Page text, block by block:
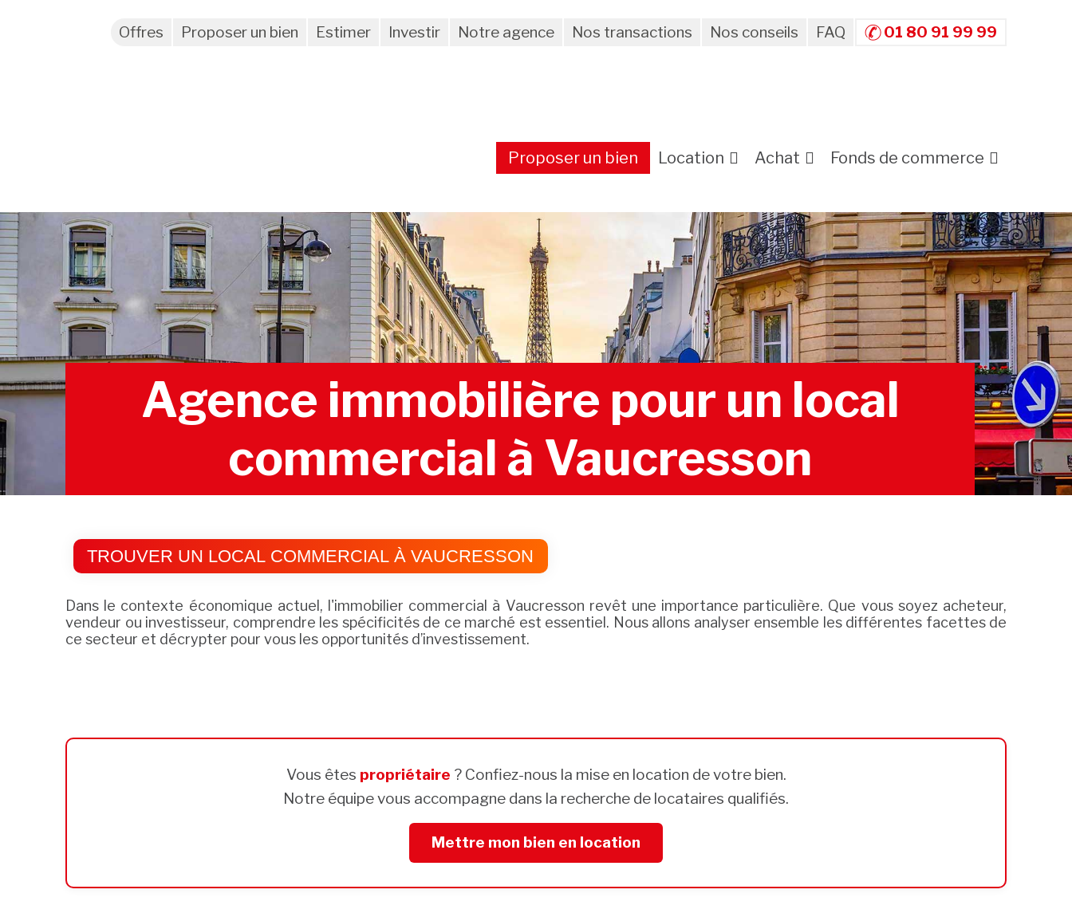
Offres Proposer un bien Estimer Investir Notre agence Nos transactions Nos conseils FAQ 01 80 91 99 99
Proposer un bien Location Achat Fonds de commerce
Agence immobilière pour un local
commercial à Vaucresson
TROUVER UN LOCAL COMMERCIAL À VAUCRESSON
Dans le contexte économique actuel, l'immobilier commercial à Vaucresson revêt une importance particulière. Que vous soyez acheteur,
vendeur ou investisseur, comprendre les spécificités de ce marché est essentiel. Nous allons analyser ensemble les différentes facettes de
ce secteur et décrypter pour vous les opportunités d’investissement.
Vous êtes propriétaire ? Confiez-nous la mise en location de votre bien.
Notre équipe vous accompagne dans la recherche de locataires qualifiés.
Mettre mon bien en location